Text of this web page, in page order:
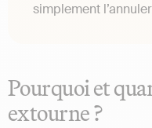
simplement
Pourquoi et
extourne ?